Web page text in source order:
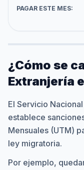
PAGAR ESTE MES:
¿Cómo se
Extranjería
El Servicio
establece
Mensuales (UTM)
ley migratoria.
Por ejemplo,